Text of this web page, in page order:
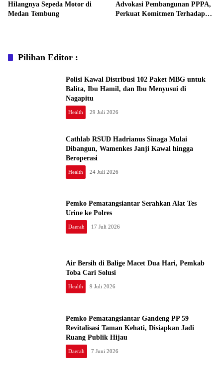
Hilangnya Sepeda Motor di
Medan Tembung
Advokasi Pembangunan PPPA,
Perkuat Komitmen Terhadap
Pilihan Editor :
Polisi Kawal Distribusi 102 Paket MBG untuk
Balita, Ibu Hamil, dan Ibu Menyusui di
Nagapitu
Health 29 Juli 2026
Cathlab RSUD Hadrianus Sinaga Mulai
Dibangun, Wamenkes Janji Kawal hingga
Beroperasi
Health 24 Juli 2026
Pemko Pematangsiantar Serahkan Alat Tes
Urine ke Polres
Daerah 17 Juli 2026
Air Bersih di Balige Macet Dua Hari, Pemkab
Toba Cari Solusi
Health 9 Juli 2026
Pemko Pematangsiantar Gandeng PP 59
Revitalisasi Taman Kehati, Disiapkan Jadi
Ruang Publik Hijau
Daerah 7 Juni 2026